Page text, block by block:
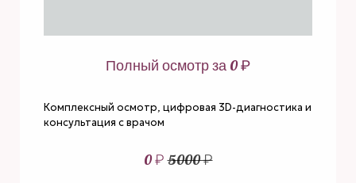
Полный осмотр за 0 ₽
Комплексный осмотр, цифровая 3D-диагностика и
консультация с врачом
0 ₽5000 ₽